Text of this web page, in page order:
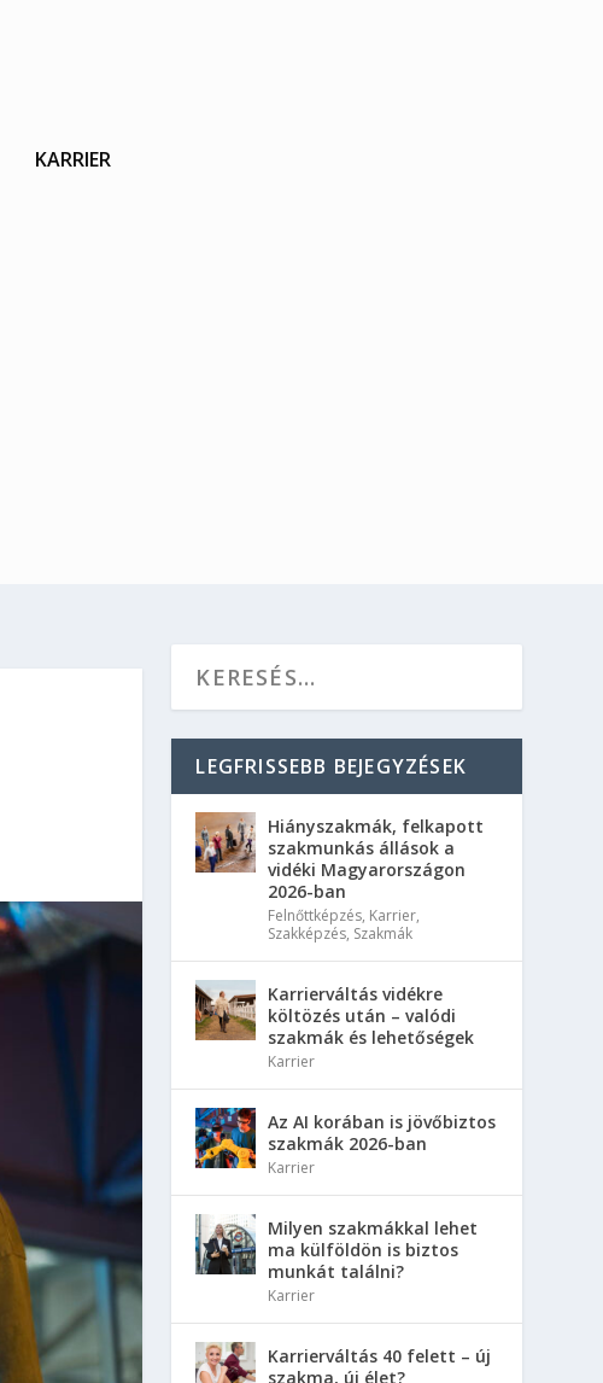
KARRIER
LEGFRISSEBB BEJEGYZÉSEK
Hiányszakmák, felkapott
szakmunkás állások a
vidéki Magyarországon
2026-ban
Felnőttképzés, Karrier,
Szakképzés, Szakmák
Karrierváltás vidékre
költözés után – valódi
szakmák és lehetőségek
Karrier
Az AI korában is jövőbiztos
szakmák 2026-ban
Karrier
Milyen szakmákkal lehet
ma külföldön is biztos
munkát találni?
Karrier
Karrierváltás 40 felett – új
szakma, új élet?